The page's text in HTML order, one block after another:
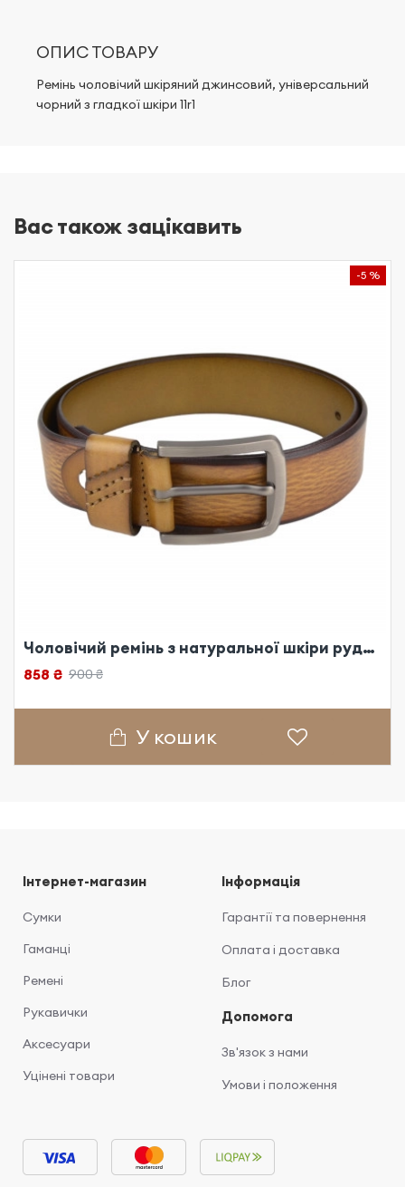
ОПИС ТОВАРУ
Ремінь чоловічий шкіряний джинсовий, універсальний
чорний з гладкої шкіри 11r1
Вас також зацікавить
-5 %
Чоловічий ремінь з натуральної шкіри рудий
858 ₴ 900 ₴
У кошик
Інтернет-магазин
Сумки
Гаманці
Ремені
Рукавички
Аксесуари
Уцінені товари
Інформація
Гарантії та повернення
Оплата і доставка
Блог
Допомога
Зв'язок з нами
Умови і положення